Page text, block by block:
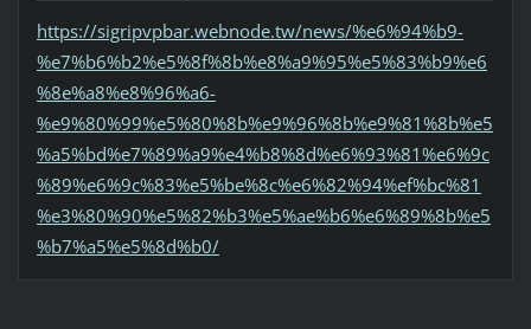
https://sigripvpbar.webnode.tw/news/%e6%94%b9-
%e7%b6%b2%e5%8f%8b%e8%a9%95%e5%83%b9%e6
%8e%a8%e8%96%a6-
%e9%80%99%e5%80%8b%e9%96%8b%e9%81%8b%e5
%a5%bd%e7%89%a9%e4%b8%8d%e6%93%81%e6%9c
%89%e6%9c%83%e5%be%8c%e6%82%94%ef%bc%81
%e3%80%90%e5%82%b3%e5%ae%b6%e6%89%8b%e5
%b7%a5%e5%8d%b0/